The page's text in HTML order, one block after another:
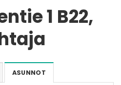
1 B22,
ASUNNOT